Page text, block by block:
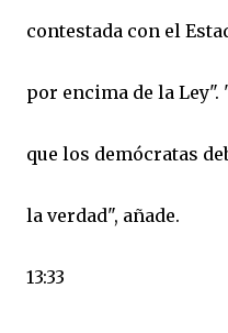
contestada con el
por encima de la Ley".
que los demócratas
la verdad", añade.
13:33